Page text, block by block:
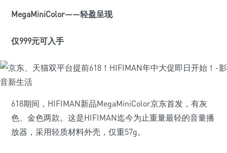
MegaMiniColor——轻盈呈现
仅999元可入手
618期间，HIFIMAN新品MegaMiniColor京东首发，有灰
色、金色两款。这是HIFIMAN迄今为止重量最轻的音量播
放器，采用轻质材料外壳，仅重57g。